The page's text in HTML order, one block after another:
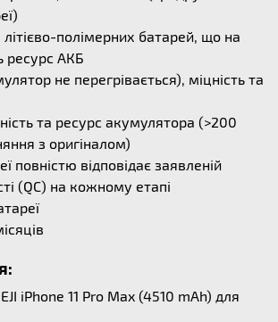
полімерних батарей, що на
ресурс АКБ
не перегрівається), міцність та
та ресурс акумулятора (>200
з оригіналом)
повністю відповідає заявленій
(QC) на кожному етапі
iPhone 11 Pro Max (4510 mAh) для